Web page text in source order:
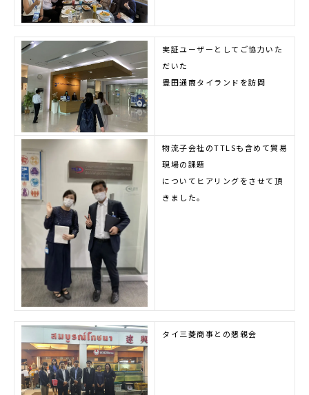
実証ユーザーとしてご協力いた
だいた
豊田通商タイランドを訪問
物流子会社のTTLSも含めて貿易
現場の課題
についてヒアリングをさせて頂
きました。
タイ三菱商事との懇親会